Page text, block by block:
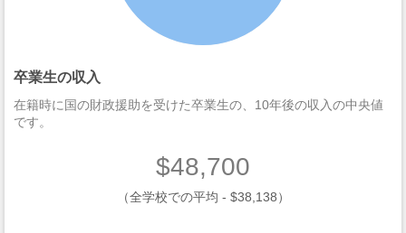
卒業生の収入
在籍時に国の財政援助を受けた卒業生の、10年後の収入の中央値
です。
$48,700
（全学校での平均 - $38,138）